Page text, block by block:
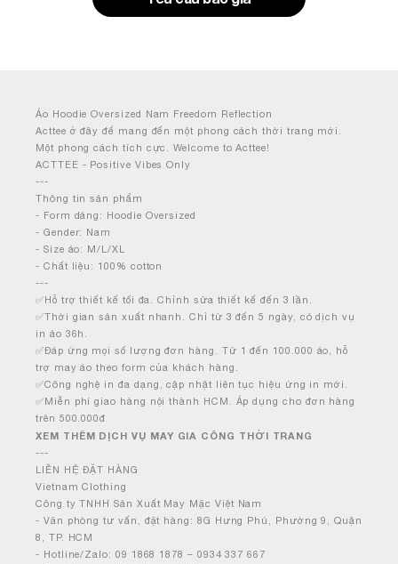
Áo Hoodie Oversized Nam Freedom Reflection
Acttee ở đây để mang đến một phong cách thời trang mới.
Một phong cách tích cực. Welcome to Acttee!
ACTTEE - Positive Vibes Only
---
Thông tin sản phẩm
- Form dáng: Hoodie Oversized
- Gender: Nam
- Size áo: M/L/XL
- Chất liệu: 100% cotton
---
✅Hỗ trợ thiết kế tối đa. Chỉnh sửa thiết kế đến 3 lần.
✅Thời gian sản xuất nhanh. Chỉ từ 3 đến 5 ngày, có dịch vụ
in áo 36h.
✅Đáp ứng mọi số lượng đơn hàng. Từ 1 đến 100.000 áo, hỗ
trợ may áo theo form của khách hàng.
✅Công nghệ in đa dạng, cập nhật liên tục hiệu ứng in mới.
✅Miễn phí giao hàng nội thành HCM. Áp dụng cho đơn hàng
trên 500.000đ
XEM THÊM DỊCH VỤ MAY GIA CÔNG THỜI TRANG
---
LIÊN HỆ ĐẶT HÀNG
Vietnam Clothing
Công ty TNHH Sản Xuất May Mặc Việt Nam
- Văn phòng tư vấn, đặt hàng: 8G Hưng Phú, Phường 9, Quận
8, TP. HCM
- Hotline/Zalo: 09 1868 1878 – 0934 337 667